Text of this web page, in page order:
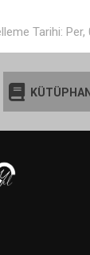
Tarihi: